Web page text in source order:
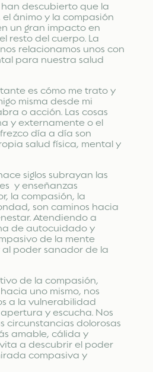
han descubierto que la
ánimo y la compasión
un gran impacto en
resto del cuerpo. La
relacionamos unos con
para nuestra salud
es cómo me trato y
misma desde mi
o acción. Las cosas
y externamente o el
día a día son
salud física, mental y
siglos subrayan las
y enseñanzas
la compasión, la
son caminos hacia
Atendiendo a
de autocuidado y
de la mente
poder sanador de la
de la compasión,
uno mismo, nos
a la vulnerabilidad
y escucha. Nos
circunstancias dolorosas
amable, cálida y
a descubrir el poder
compasiva y